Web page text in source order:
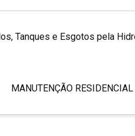
Tanques e Esgotos pela
MANUTENÇÃO RESIDENCIAL